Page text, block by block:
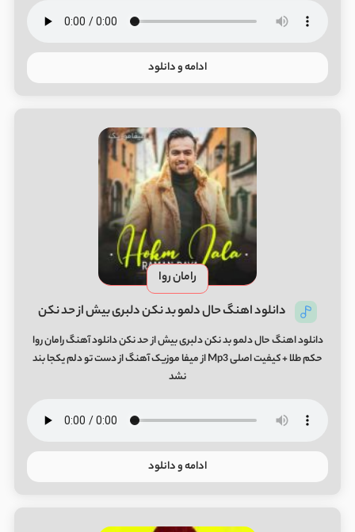
ادامه و دانلود
رامان روا
دانلود اهنگ حال دلمو بد نکن دلبری بیش از حد نکن
دانلود اهنگ حال دلمو بد نکن دلبری بیش از حد نکن دانلود آهنگ رامان روا
حکم طلا + کیفیت اصلی Mp3 از میفا موزیک آهنگ از دست تو دلم یکجا بند
نشد
ادامه و دانلود